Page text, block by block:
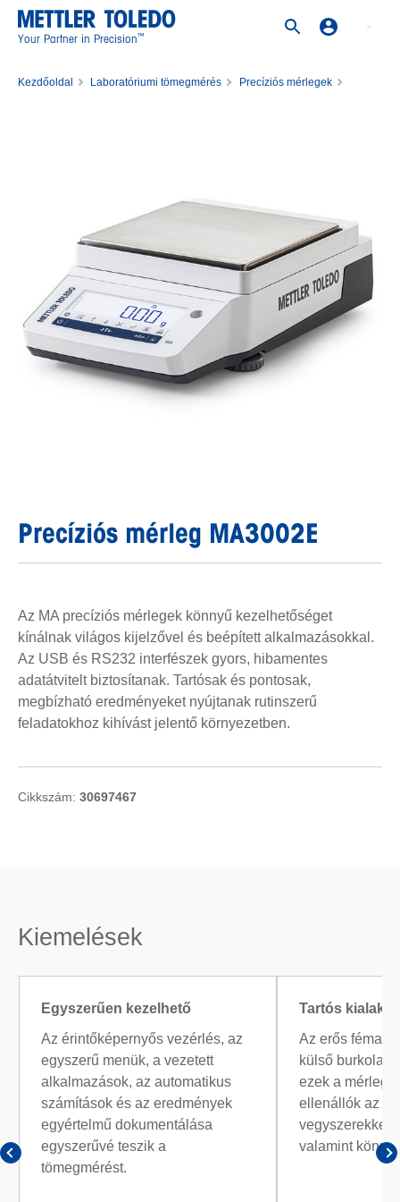
Your Partner in Precision™
Kezdőoldal Laboratóriumi tömegmérés
Precíziós mérlegek
Precíziós mérleg MA3002E
Az MA precíziós mérlegek könnyű kezelhetőséget
kínálnak világos kijelzővel és beépített alkalmazásokkal.
Az USB és RS232 interfészek gyors, hibamentes
adatátvitelt biztosítanak. Tartósak és pontosak,
megbízható eredményeket nyújtanak rutinszerű
feladatokhoz kihívást jelentő környezetben.
Cikkszám: 30697467
Kiemelések
Egyszerűen kezelhető
Az érintőképernyős vezérlés, az
egyszerű menük, a vezetett
alkalmazások, az automatikus
számítások és az eredmények
egyértelmű dokumentálása
egyszerűvé teszik a
tömegmérést.
Tartós
Az erős
külső
ezek a
ellenállók az
vegyszerekkel
valamint